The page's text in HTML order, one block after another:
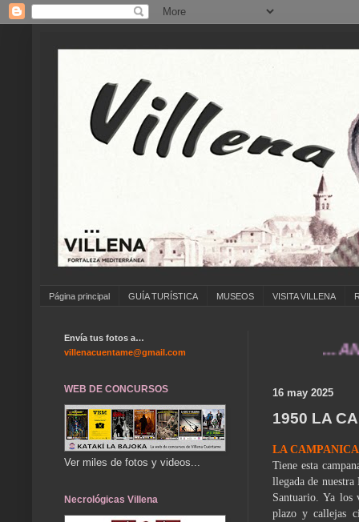
Página principal GUÍA TURÍSTICA MUSEOS VISITA VILLENA
...
16 may 2025
1950 LA
LA
Tiene esta
llegada de
Santuario. Ya los
plazo y callejas
Envía tus fotos a…
villenacuentame@gmail.com
WEB DE CONCURSOS
Ver miles de fotos y videos...
Necrológicas Villena